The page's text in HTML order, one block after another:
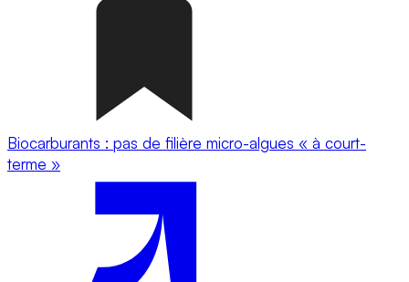
Biocarburants : pas de filière micro-algues « à court-
terme »